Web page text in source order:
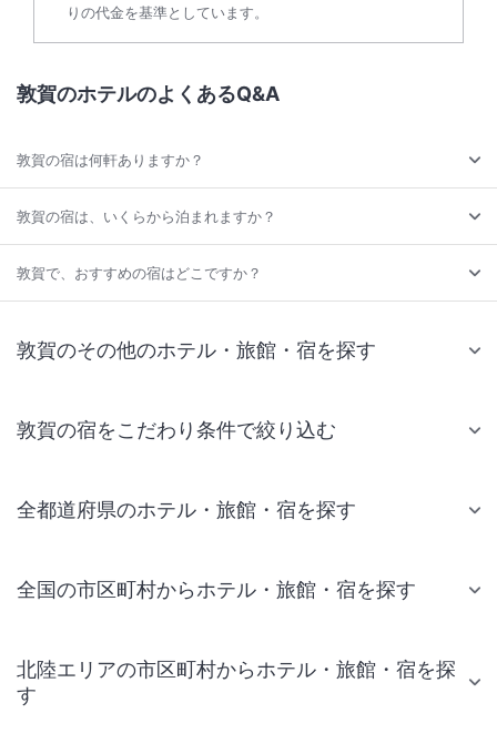
りの代金を基準としています。
敦賀のホテルのよくあるQ&A
敦賀の宿は何軒ありますか？
敦賀の宿は、いくらから泊まれますか？
敦賀で、おすすめの宿はどこですか？
敦賀のその他のホテル・旅館・宿を探す
敦賀の宿をこだわり条件で絞り込む
全都道府県のホテル・旅館・宿を探す
全国の市区町村からホテル・旅館・宿を探す
北陸エリアの市区町村からホテル・旅館・宿を探
す